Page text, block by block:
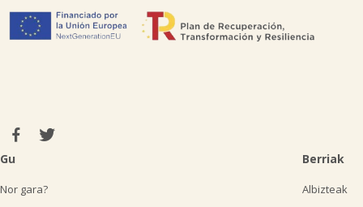
Gu
Nor gara?
Berriak
Albizteak